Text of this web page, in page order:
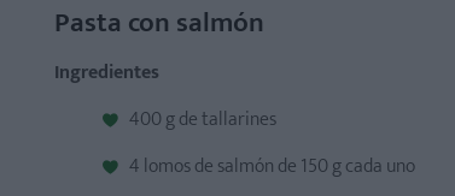
Pasta con salmón
Ingredientes
400 g de tallarines
4 lomos de salmón de 150 g cada uno